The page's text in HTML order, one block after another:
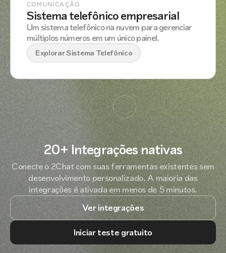
COMUNICAÇÃO
Sistema telefônico empresarial
Um sistema telefônico na nuvem para gerenciar
múltiplos números em um único painel.
Explorar Sistema Telefônico
20+ Integrações nativas
Conecte o 2Chat com suas ferramentas existentes sem
desenvolvimento personalizado. A maioria das
integrações é ativada em menos de 5 minutos.
Ver integrações
Iniciar teste gratuito